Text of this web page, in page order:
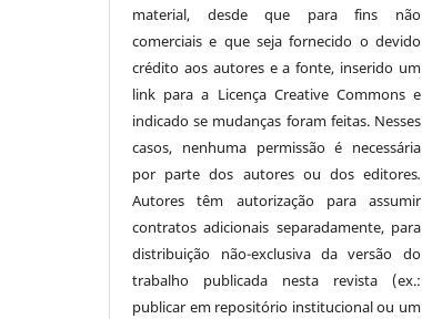
material, desde que para fins não
comerciais e que seja fornecido o devido
crédito aos autores e a fonte, inserido um
link para a Licença Creative Commons e
indicado se mudanças foram feitas. Nesses
casos, nenhuma permissão é necessária
por parte dos autores ou dos editores.
Autores têm autorização para assumir
contratos adicionais separadamente, para
distribuição não-exclusiva da versão do
trabalho publicada nesta revista (ex.:
publicar em repositório institucional ou um